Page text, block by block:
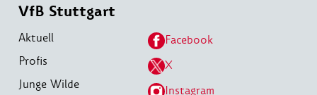
VfB Stuttgart
Aktuell
Profis
Junge Wilde
Facebook
X
Instagram